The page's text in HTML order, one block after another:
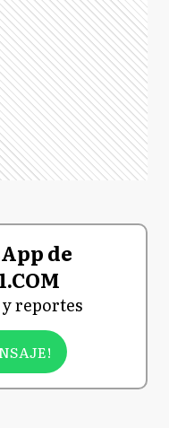
de
reportes